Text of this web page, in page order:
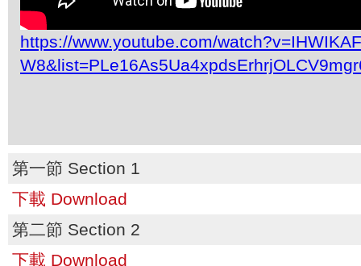
https://www.youtube.com/
第一節 Section 1
下載 Download
第二節 Section 2
下載 Download